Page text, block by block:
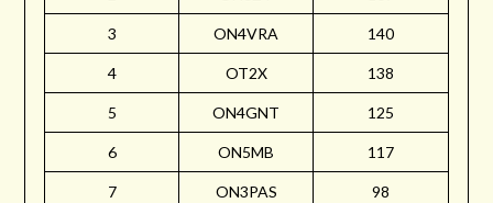
3 ON4VRA 140
4 OT2X 138
5 ON4GNT 125
6 ON5MB 117
7 ON3PAS 98